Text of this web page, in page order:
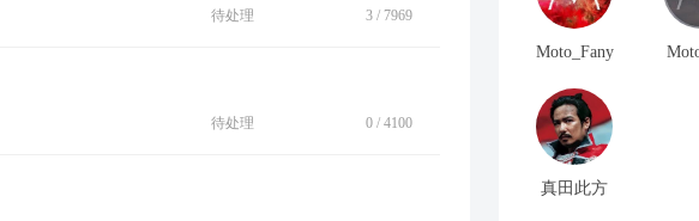
待处理 3 / 7969
待处理 0 / 4100
Moto_Fany
真田此方